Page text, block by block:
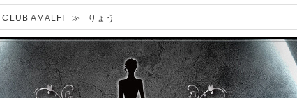
CLUB AMALFI ≫ りょう